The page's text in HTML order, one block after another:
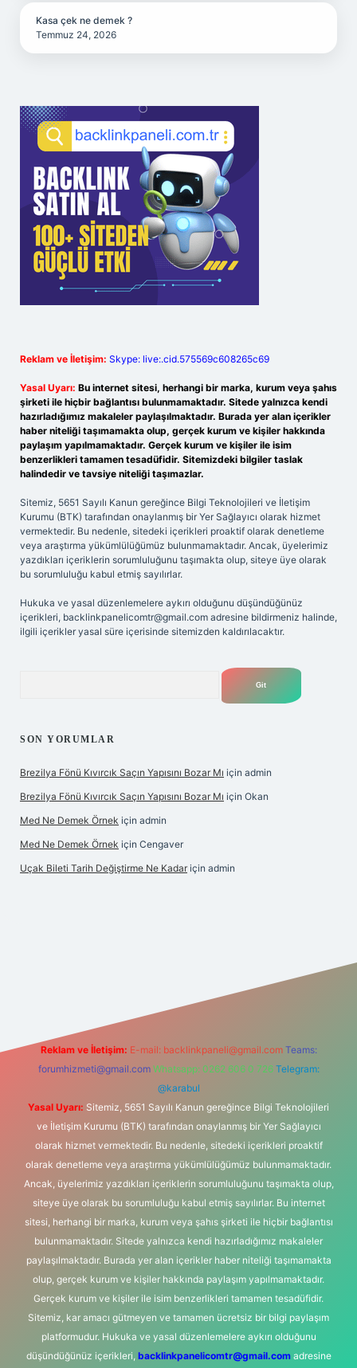
Kasa çek ne demek ?
Temmuz 24, 2026
Reklam ve İletişim: Skype: live:.cid.575569c608265c69
Yasal Uyarı: Bu internet sitesi, herhangi bir marka, kurum veya şahıs
şirketi ile hiçbir bağlantısı bulunmamaktadır. Sitede yalnızca kendi
hazırladığımız makaleler paylaşılmaktadır. Burada yer alan içerikler
haber niteliği taşımamakta olup, gerçek kurum ve kişiler hakkında
paylaşım yapılmamaktadır. Gerçek kurum ve kişiler ile isim
benzerlikleri tamamen tesadüfidir. Sitemizdeki bilgiler taslak
halindedir ve tavsiye niteliği taşımazlar.
Sitemiz, 5651 Sayılı Kanun gereğince Bilgi Teknolojileri ve İletişim
Kurumu (BTK) tarafından onaylanmış bir Yer Sağlayıcı olarak hizmet
vermektedir. Bu nedenle, sitedeki içerikleri proaktif olarak denetleme
veya araştırma yükümlülüğümüz bulunmamaktadır. Ancak, üyelerimiz
yazdıkları içeriklerin sorumluluğunu taşımakta olup, siteye üye olarak
bu sorumluluğu kabul etmiş sayılırlar.
Hukuka ve yasal düzenlemelere aykırı olduğunu düşündüğünüz
içerikleri, backlinkpanelicomtr@gmail.com adresine bildirmeniz halinde,
ilgili içerikler yasal süre içerisinde sitemizden kaldırılacaktır.
SON YORUMLAR
Brezilya Fönü Kıvırcık Saçın Yapısını Bozar Mı için admin
Brezilya Fönü Kıvırcık Saçın Yapısını Bozar Mı için Okan
Med Ne Demek Örnek için admin
Med Ne Demek Örnek için Cengaver
Uçak Bileti Tarih Değiştirme Ne Kadar için admin
Reklam ve İletişim: E-mail: backlinkpaneli@gmail.com Teams:
forumhizmeti@gmail.com Whatsapp: 0262 606 0 726 Telegram:
@karabul
Yasal Uyarı: Sitemiz, 5651 Sayılı Kanun gereğince Bilgi Teknolojileri
ve İletişim Kurumu (BTK) tarafından onaylanmış bir Yer Sağlayıcı
olarak hizmet vermektedir. Bu nedenle, sitedeki içerikleri proaktif
olarak denetleme veya araştırma yükümlülüğümüz bulunmamaktadır.
Ancak, üyelerimiz yazdıkları içeriklerin sorumluluğunu taşımakta olup,
siteye üye olarak bu sorumluluğu kabul etmiş sayılırlar. Bu internet
sitesi, herhangi bir marka, kurum veya şahıs şirketi ile hiçbir bağlantısı
bulunmamaktadır. Sitede yalnızca kendi hazırladığımız makaleler
paylaşılmaktadır. Burada yer alan içerikler haber niteliği taşımamakta
olup, gerçek kurum ve kişiler hakkında paylaşım yapılmamaktadır.
Gerçek kurum ve kişiler ile isim benzerlikleri tamamen tesadüfidir.
Sitemiz, kar amacı gütmeyen ve tamamen ücretsiz bir bilgi paylaşım
platformudur. Hukuka ve yasal düzenlemelere aykırı olduğunu
düşündüğünüz içerikleri, backlinkpanelicomtr@gmail.comadresine